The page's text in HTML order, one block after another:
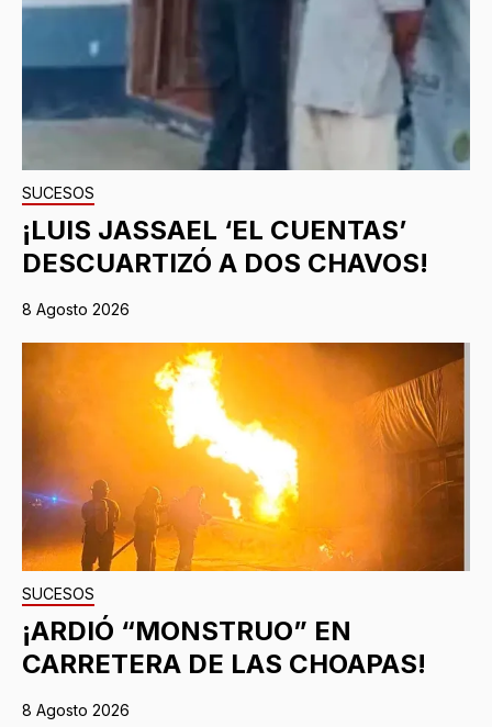
SUCESOS
¡LUIS JASSAEL ‘EL CUENTAS’
DESCUARTIZÓ A DOS CHAVOS!
8 Agosto 2026
SUCESOS
¡ARDIÓ “MONSTRUO” EN
CARRETERA DE LAS CHOAPAS!
8 Agosto 2026